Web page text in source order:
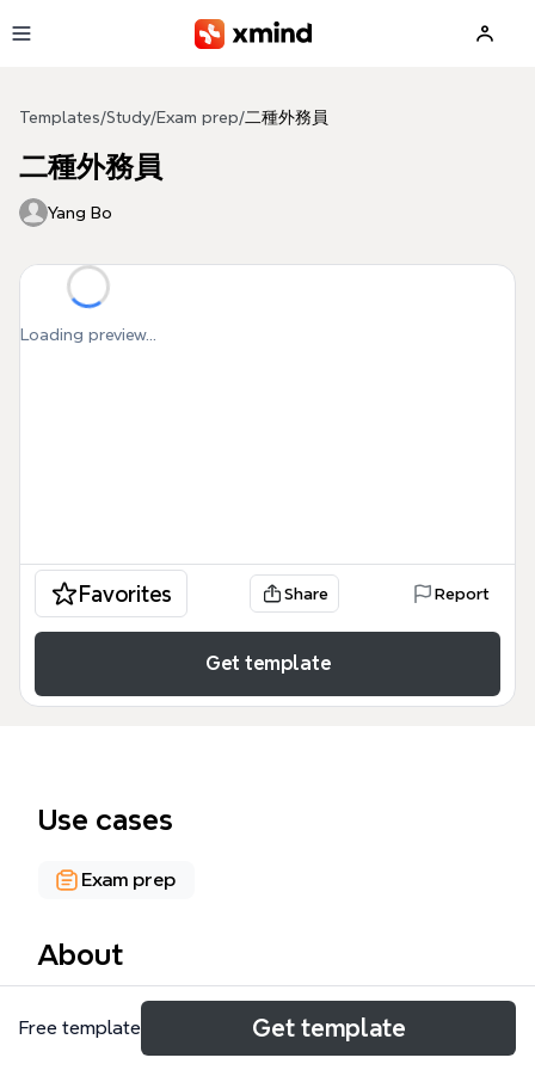
Templates/Study/Exam prep/二種外務員
二種外務員
Yang Bo
Loading preview...
Favorites Share Report
Get template
Use cases
Exam prep
About
二種外務員試験の合格を目指す受験生や証券業界の新
人向けに設計された、全37ノードからなる包括的な
Free template Get template